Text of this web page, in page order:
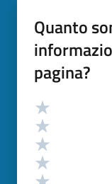
Quanto
pagina?
Valutazione